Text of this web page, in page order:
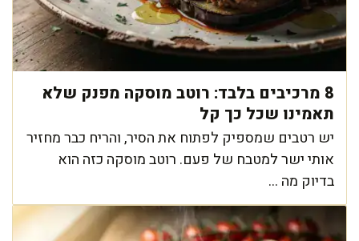
8 מרכיבים בלבד: רוטב מוסקה מפנק שלא
תאמינו שכל כך קל
יש רטבים שמספיק לפתוח את הסיר, והריח כבר מחזיר
אותי ישר למטבח של פעם. רוטב מוסקה כזה הוא
בדיוק מה ...